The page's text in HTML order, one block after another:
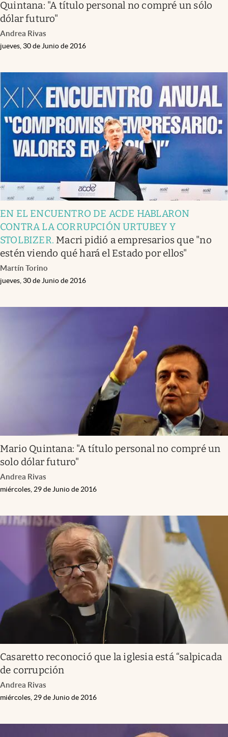
Quintana: "A título personal no compré un sólo
dólar futuro"
Andrea Rivas
jueves, 30 de Junio de 2016
EN EL ENCUENTRO DE ACDE HABLARON
CONTRA LA CORRUPCIÓN URTUBEY Y
STOLBIZER. Macri pidió a empresarios que "no
estén viendo qué hará el Estado por ellos"
Martín Torino
jueves, 30 de Junio de 2016
Mario Quintana: "A título personal no compré un
solo dólar futuro"
Andrea Rivas
miércoles, 29 de Junio de 2016
Casaretto reconoció que la iglesia está “salpicada
de corrupción
Andrea Rivas
miércoles, 29 de Junio de 2016